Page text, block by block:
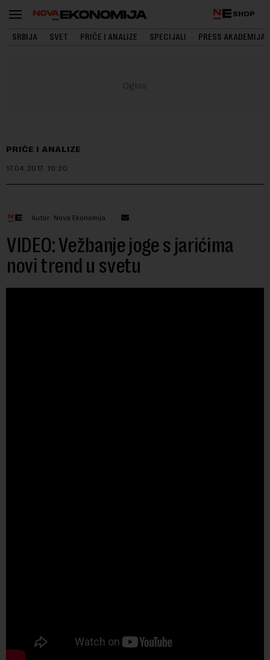
SHOP
SRBIJA SVET PRIČE I ANALIZE SPECIJALI PRESS AKADEMIJA
PRIČE I ANALIZE
17.04.2017. 10:20
Autor: Nova Ekonomija
VIDEO: Vežbanje joge s jarićima
novi trend u svetu